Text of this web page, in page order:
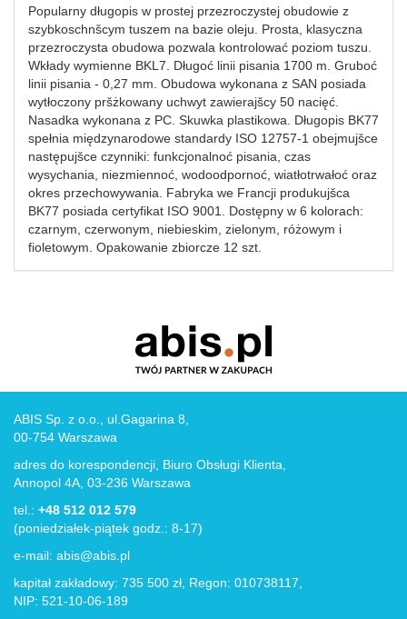
Popularny długopis w prostej przezroczystej obudowie z
szybkoschnšcym tuszem na bazie oleju. Prosta, klasyczna
przezroczysta obudowa pozwala kontrolować poziom tuszu.
Wkłady wymienne BKL7. Długoć linii pisania 1700 m. Gruboć
linii pisania - 0,27 mm. Obudowa wykonana z SAN posiada
wytłoczony pršżkowany uchwyt zawierajšcy 50 nacięć.
Nasadka wykonana z PC. Skuwka plastikowa. Długopis BK77
spełnia międzynarodowe standardy ISO 12757-1 obejmujšce
następujšce czynniki: funkcjonalnoć pisania, czas
wysychania, niezmiennoć, wodoodpornoć, wiatłotrwałoć oraz
okres przechowywania. Fabryka we Francji produkujšca
BK77 posiada certyfikat ISO 9001. Dostępny w 6 kolorach:
czarnym, czerwonym, niebieskim, zielonym, różowym i
fioletowym. Opakowanie zbiorcze 12 szt.
ABIS Sp. z o.o., ul.Gagarina 8,
00-754 Warszawa
adres do korespondencji, Biuro Obsługi Klienta,
Annopol 4A, 03-236 Warszawa
tel.: +48 512 012 579
(poniedziałek-piątek godz.: 8-17)
e-mail: abis@abis.pl
kapitał zakładowy: 735 500 zł, Regon: 010738117,
NIP: 521-10-06-189